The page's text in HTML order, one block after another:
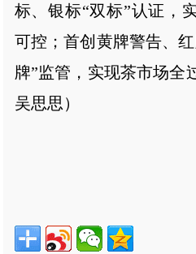
标、银标“双标”认证，
可控；首创黄牌警告、
牌”监管，实现茶市场全
吴思思）